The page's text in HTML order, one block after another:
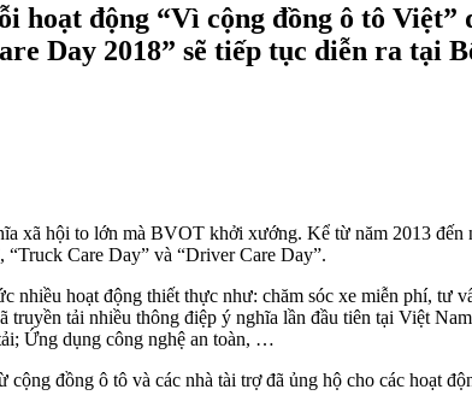
động “Vì cộng đồng ô tô
Day 2018” sẽ tiếp tục diễn ra
xã hội to lớn mà BVOT khởi xướng. Kể từ năm 2013 đến
Care Day” và “Driver Care Day”.
hoạt động thiết thực như: chăm sóc xe miễn phí, tư
truyền tải nhiều thông điệp ý nghĩa lần đầu tiên tại Việt
Ứng dụng công nghệ an toàn, …
đồng ô tô và các nhà tài trợ đã ủng hộ cho các hoạt